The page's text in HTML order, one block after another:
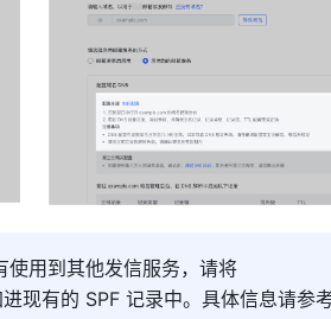
现有的 SPF 记录中。 具体信息请参